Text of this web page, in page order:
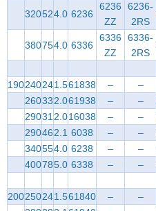
320524.0 6236
6236
ZZ
6236-
2RS
380754.0 6336
6336
ZZ
6336-
2RS
190240241.561838 – –
260332.061938 – –
290312.016038 – –
290462.1 6038 – –
340554.0 6238 – –
400785.0 6338 – –
200250241.561840 – –